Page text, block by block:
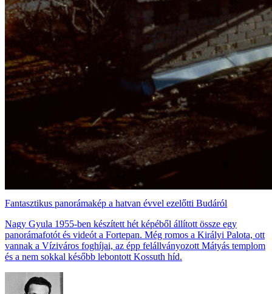
Fantasztikus panorámakép a hatvan évvel ezelőtti Budáról
Nagy Gyula 1955-ben készített hét képéből állított össze egy
panorámafotót és videót a Fortepan. Még romos a Királyi Palota, ott
vannak a Víziváros foghíjai, az épp felállványozott Mátyás templom
és a nem sokkal később lebontott Kossuth híd.